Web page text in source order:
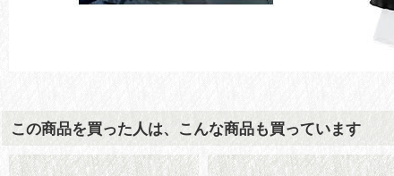
この商品を買った人は、こんな商品も買っています